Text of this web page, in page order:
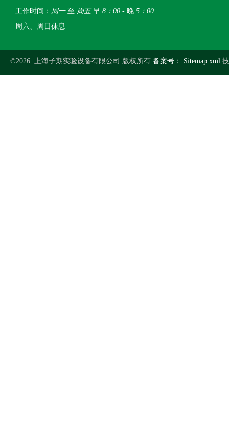
工作时间： 周一至 周五早 8：00 - 晚 5：00
周六、周日休息
©2026 上海子期实验设备有限公司 版权所有 备案号： Sitemap.xml